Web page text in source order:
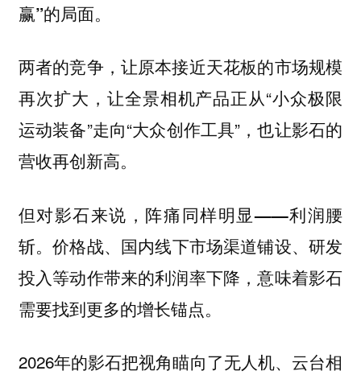
赢”的局面。
两者的竞争，让原本接近天花板的市场规模
再次扩大，让全景相机产品正从“小众极限
运动装备”走向“大众创作工具”，也让影石的
营收再创新高。
但对影石来说，阵痛同样明显——利润腰
斩。价格战、国内线下市场渠道铺设、研发
投入等动作带来的利润率下降，意味着影石
需要找到更多的增长锚点。
2026年的影石把视角瞄向了无人机、云台相